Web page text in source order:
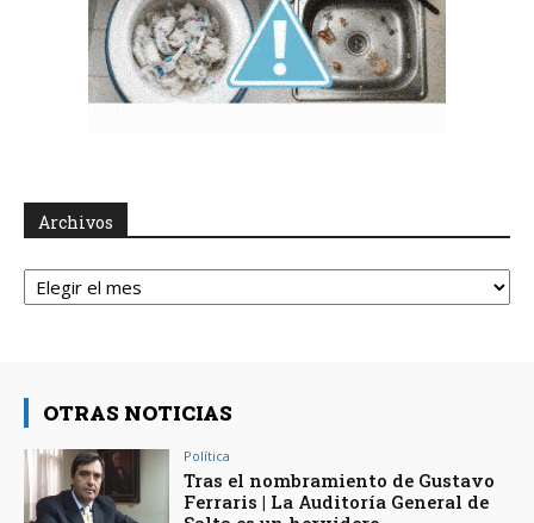
Archivos
Archivos
OTRAS NOTICIAS
Política
Tras el nombramiento de Gustavo
Ferraris | La Auditoría General de